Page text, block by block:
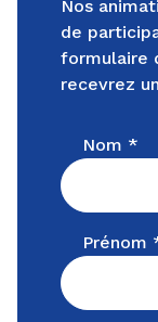
Nos
de
formulaire
recevrez
Nom *
Prénom